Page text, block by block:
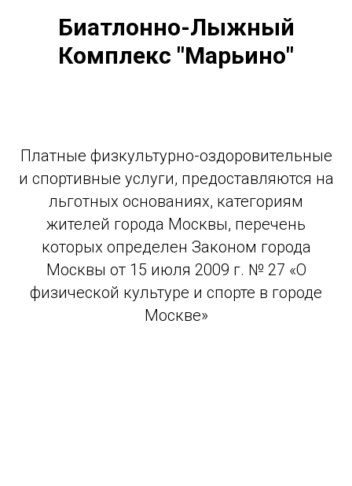
Биатлонно-Лыжный
Комплекс "Марьино"
Платные физкультурно-оздоровительные
и спортивные услуги, предоставляются на
льготных основаниях, категориям
жителей города Москвы, перечень
которых определен Законом города
Москвы от 15 июля 2009 г. № 27 «О
физической культуре и спорте в городе
Москве»